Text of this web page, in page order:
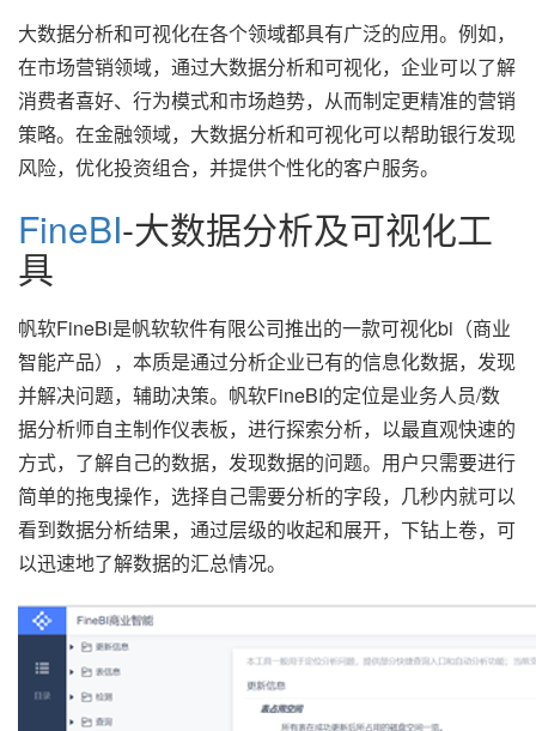
大数据分析和可视化在各个领域都具有广泛的应用。例如，
在市场营销领域，通过大数据分析和可视化，企业可以了解
消费者喜好、行为模式和市场趋势，从而制定更精准的营销
策略。在金融领域，大数据分析和可视化可以帮助银行发现
风险，优化投资组合，并提供个性化的客户服务。
FineBI-大数据分析及可视化工
具
帆软FineBi是帆软软件有限公司推出的一款可视化bi（商业
智能产品），本质是通过分析企业已有的信息化数据，发现
并解决问题，辅助决策。帆软FineBI的定位是业务人员/数
据分析师自主制作仪表板，进行探索分析，以最直观快速的
方式，了解自己的数据，发现数据的问题。用户只需要进行
简单的拖曳操作，选择自己需要分析的字段，几秒内就可以
看到数据分析结果，通过层级的收起和展开，下钻上卷，可
以迅速地了解数据的汇总情况。